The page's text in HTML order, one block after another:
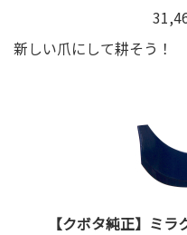
新しい爪にして耕そう！
【クボタ純正】ミ